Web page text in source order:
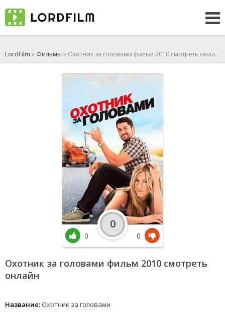
LordFilm » Фильмы » Охотник за головами фильм 2010 смотреть онлайн
Охотник за головами фильм 2010 смотреть
онлайн
Название: Охотник за головами
0
0
0